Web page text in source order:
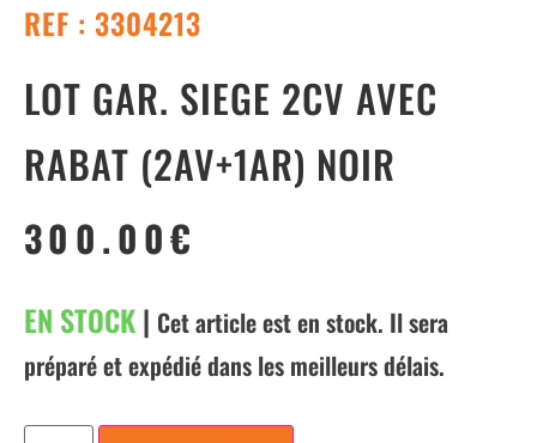
REF : 3304213
LOT GAR. SIEGE 2CV AVEC
RABAT (2AV+1AR) NOIR
300.00€
EN STOCK| Cet article est en stock. Il sera
préparé et expédié dans les meilleurs délais.